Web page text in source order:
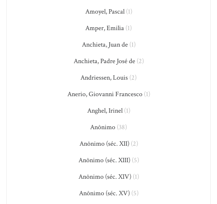
Amoyel, Pascal(1)
Amper, Emilia (1)
Anchieta, Juan de(1)
Anchieta, Padre José de(2)
Andriessen, Louis (2)
Anerio, Giovanni Francesco(1)
Anghel, Irinel(1)
Anônimo (38)
Anônimo (séc. XII)(2)
Anônimo (séc. XIII)(5)
Anônimo (séc. XIV)(1)
Anônimo (séc. XV)(5)